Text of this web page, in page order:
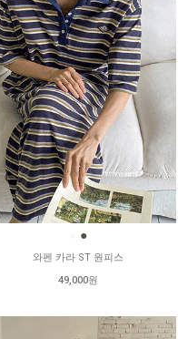
●
와펜 카라 ST 원피스
49,000원